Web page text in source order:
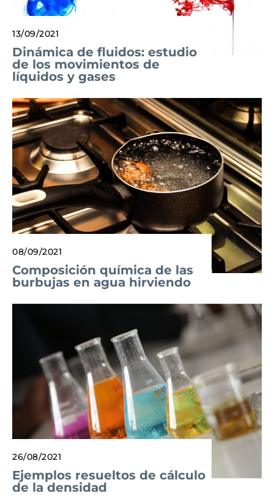
13/09/2021
Dinámica de fluidos: estudio
de los movimientos de
líquidos y gases
08/09/2021
Composición química de las
burbujas en agua hirviendo
26/08/2021
Ejemplos resueltos de cálculo
de la densidad